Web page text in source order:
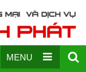
MENU